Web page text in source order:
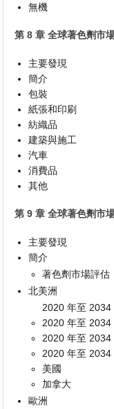
無機
第 8 章 全球著色劑市
主要發現
簡介
包裝
紙張和印刷
紡織品
建築與施工
汽車
消費品
其他
第 9 章 全球著色劑市
主要發現
簡介
著色劑市場評估
北美洲
2020 年至 2034
2020 年至 2034
2020 年至
2020 年至
美國
加拿大
歐洲